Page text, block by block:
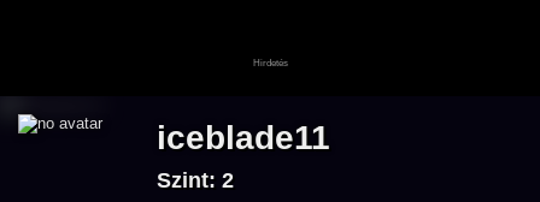
iceblade11
Szint: 2